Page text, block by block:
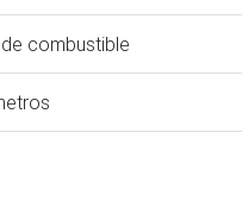
combustible